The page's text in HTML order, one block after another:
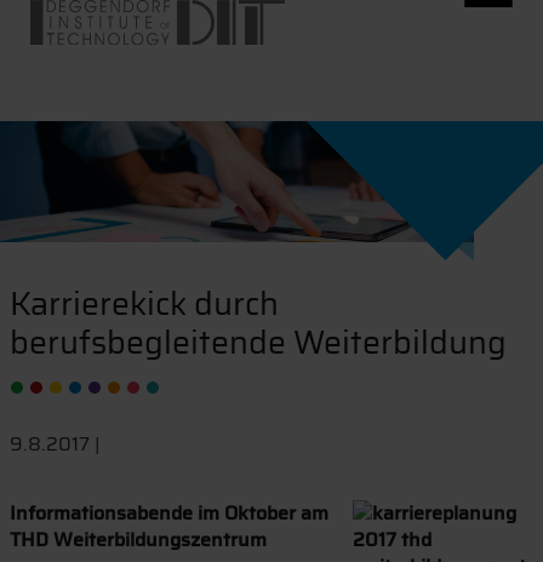
Karrierekick durch
berufsbegleitende Weiterbildung
9.8.2017 |
Informationsabende im Oktober am
THD Weiterbildungszentrum